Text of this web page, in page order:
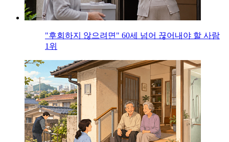
"후회하지 않으려면" 60세 넘어 끊어내야 할 사람
1위